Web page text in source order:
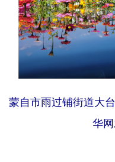
蒙自市雨过铺街道大
华